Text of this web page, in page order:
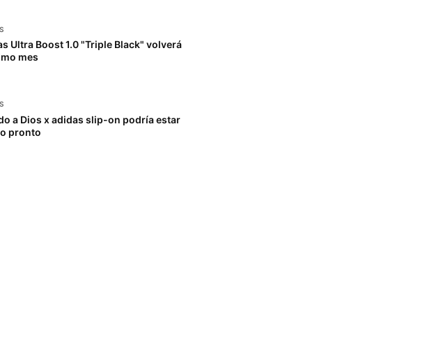
Ultra Boost 1.0 "Triple Black" volverá
mes
a Dios x adidas slip-on podría estar
pronto